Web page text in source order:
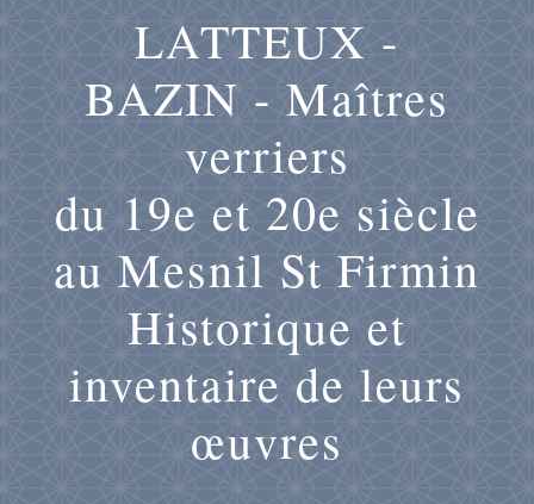
LATTEUX -
BAZIN - Maîtres
verriers
du 19e et 20e siècle
au Mesnil St Firmin
Historique et
inventaire de leurs
œuvres